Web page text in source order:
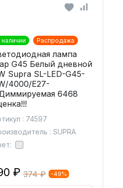
наличии Распродажа
лампа
G45 Белый дневной
Supra SL-LED-G45-
4000/E27-
6468
: 74597
: SUPRA
₽ 374 ₽ -49%